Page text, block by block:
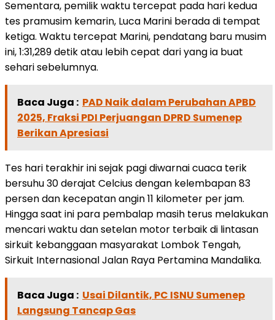
Sementara, pemilik waktu tercepat pada hari kedua
tes pramusim kemarin, Luca Marini berada di tempat
ketiga. Waktu tercepat Marini, pendatang baru musim
ini, 1:31,289 detik atau lebih cepat dari yang ia buat
sehari sebelumnya.
Baca Juga : PAD Naik dalam Perubahan APBD
2025, Fraksi PDI Perjuangan DPRD Sumenep
Berikan Apresiasi
Tes hari terakhir ini sejak pagi diwarnai cuaca terik
bersuhu 30 derajat Celcius dengan kelembapan 83
persen dan kecepatan angin 11 kilometer per jam.
Hingga saat ini para pembalap masih terus melakukan
mencari waktu dan setelan motor terbaik di lintasan
sirkuit kebanggaan masyarakat Lombok Tengah,
Sirkuit Internasional Jalan Raya Pertamina Mandalika.
Baca Juga : Usai Dilantik, PC ISNU Sumenep
Langsung Tancap Gas